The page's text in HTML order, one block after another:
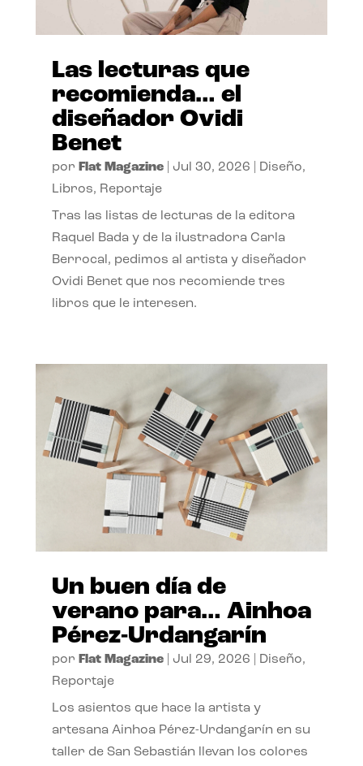
Las lecturas que
recomienda… el
diseñador Ovidi
Benet
por Flat Magazine| Jul 30, 2026 Diseño,
Libros, Reportaje
Tras las listas de lecturas de la editora
Raquel Bada y de la ilustradora Carla
Berrocal, pedimos al artista y diseñador
Ovidi Benet que nos recomiende tres
libros que le interesen.
Un buen día de
verano para… Ainhoa
Pérez-Urdangarín
por Flat Magazine| Jul 29, 2026 Diseño,
Reportaje
Los asientos que hace la artista y
artesana Ainhoa Pérez-Urdangarín en su
taller de San Sebastián llevan los colores